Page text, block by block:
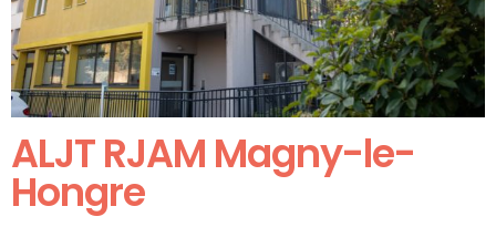
ALJT RJAM Magny-le-
Hongre